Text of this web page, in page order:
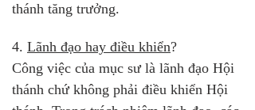
thánh tăng trưởng.
4. Lãnh đạo hay điều khiển?
Công việc của mục sư là lãnh đạo Hội
thánh chứ không phải điều khiển Hội